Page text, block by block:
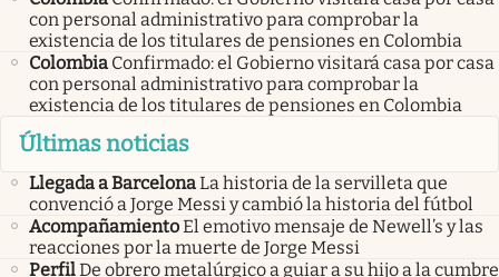
con personal administrativo para comprobar la
existencia de los titulares de pensiones en Colombia
Colombia Confirmado: el Gobierno visitará casa por casa
con personal administrativo para comprobar la
existencia de los titulares de pensiones en Colombia
Últimas noticias
Llegada a BarcelonaLa historia de la servilleta que
convenció a Jorge Messi y cambió la historia del fútbol
AcompañamientoEl emotivo mensaje de Newell’s y las
reacciones por la muerte de Jorge Messi
PerfilDe obrero metalúrgico a guiar a su hijo a la cumbre